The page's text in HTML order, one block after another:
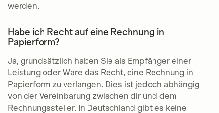
werden.
Habe ich Recht auf eine Rechnung in
Papierform?
Ja, grundsätzlich haben Sie als Empfänger einer
Leistung oder Ware das Recht, eine Rechnung in
Papierform zu verlangen. Dies ist jedoch abhängig
von der Vereinbarung zwischen dir und dem
Rechnungssteller. In Deutschland gibt es keine